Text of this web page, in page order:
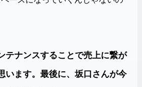
ナンスすることで売上に繋が
います。最後に、坂口さんが今